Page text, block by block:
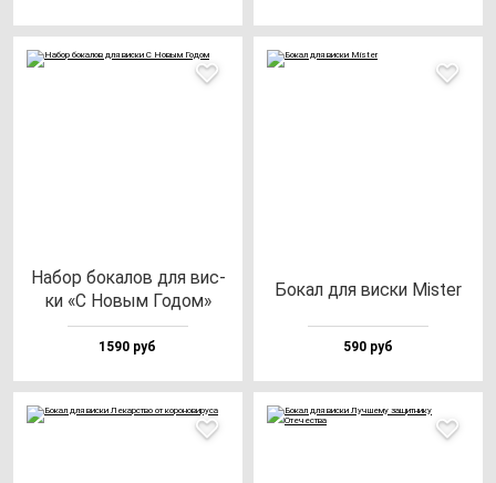
Набор бо­ка­лов для вис­
ки «С Новым Годом»
1590 руб
Бокал для вис­ки Mis­ter
590 руб